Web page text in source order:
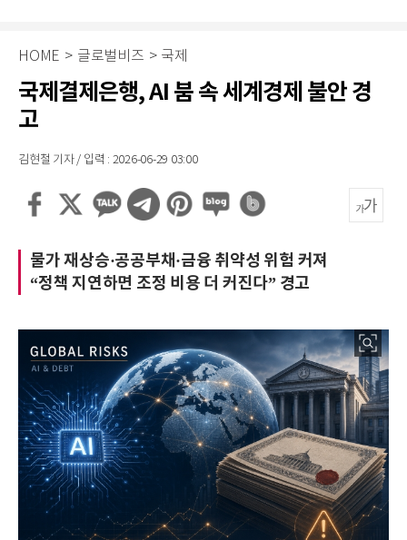
HOME > 글로벌비즈 > 국제
국제결제은행, AI 붐 속 세계경제 불안 경
고
김현철 기자 / 입력 : 2026-06-29 03:00
물가 재상승·공공부채·금융 취약성 위험 커져
“정책 지연하면 조정 비용 더 커진다” 경고